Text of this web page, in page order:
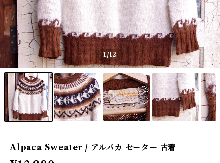
1/12
Alpaca Sweater / アルパカ セーター 古着